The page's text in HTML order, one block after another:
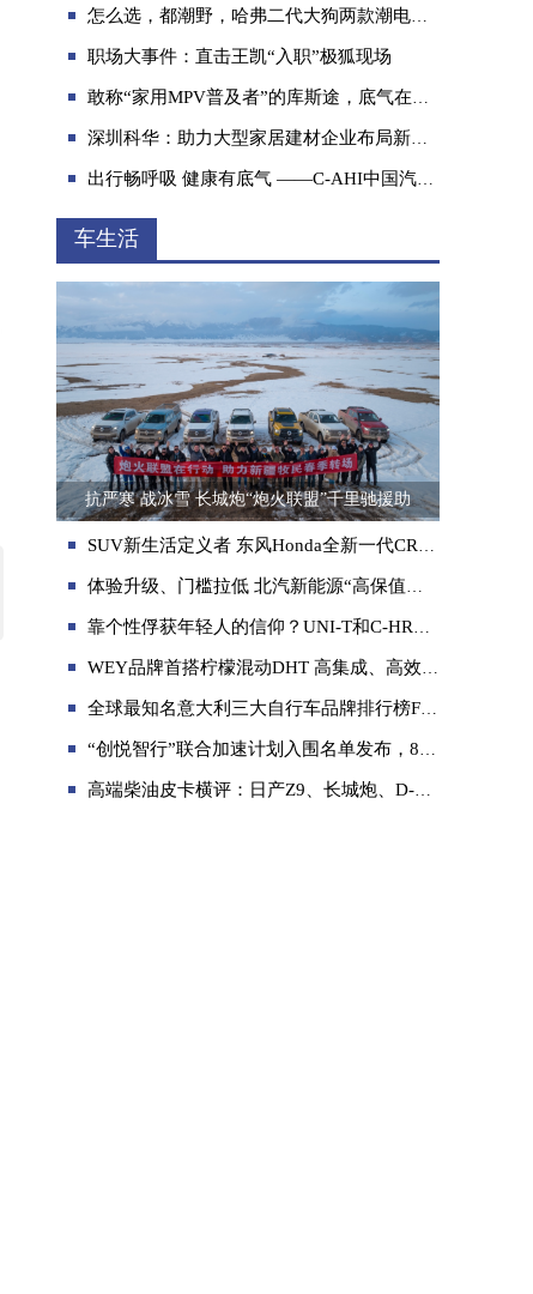
怎么选，都潮野，哈弗二代大狗两款潮电版对比
职场大事件：直击王凯“入职”极狐现场
敢称“家用MPV普及者”的库斯途，底气在这里
深圳科华：助力大型家居建材企业布局新赛道，携手打造“光储充一体化”充电站！
出行畅呼吸 健康有底气 ——C-AHI中国汽车健康指数车展天津、广州同步开启
车生活
抗严寒 战冰雪 长城炮“炮火联盟”千里驰援助
SUV新生活定义者 东风Honda全新一代CR-V上市
体验升级、门槛拉低 北汽新能源“高保值换购”助你轻松换新车
靠个性俘获年轻人的信仰？UNI-T和C-HR谁能“征服”年轻人的心
WEY品牌首搭柠檬混动DHT 高集成、高效率、高性能混动系统如何炼成的？
全球最知名意大利三大自行车品牌排行榜FRW福伦王梅花皮纳单车
“创悦智行”联合加速计划入围名单发布，8家优秀初创企业成功入选
高端柴油皮卡横评：日产Z9、长城炮、D-MAX 3.0T怎么选？